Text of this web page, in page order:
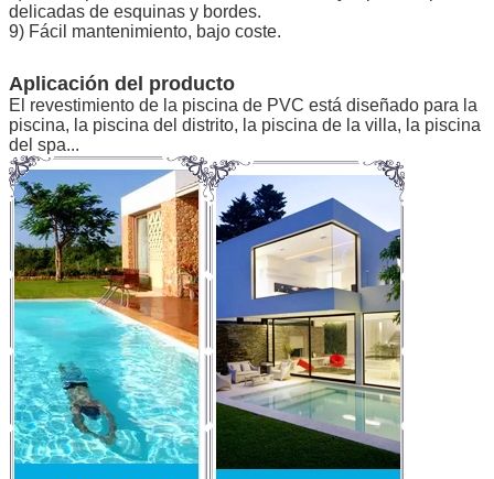
delicadas de esquinas y bordes.
9) Fácil mantenimiento, bajo coste.
Aplicación del producto
El revestimiento de la piscina de PVC está diseñado para la
piscina, la piscina del distrito, la piscina de la villa, la piscina
del spa...